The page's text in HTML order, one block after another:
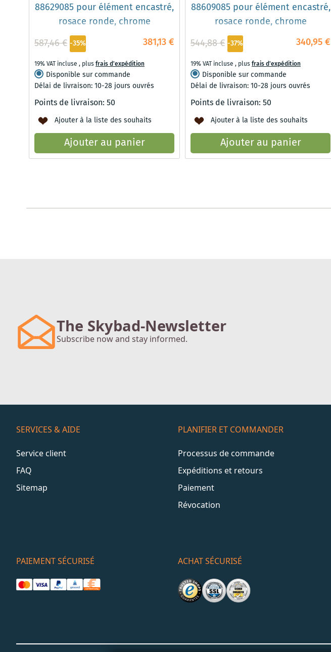
88629085 pour élément encastré,
rosace ronde, chrome
381,13 €
587,46 € -35%
19% VAT incluse , plusfrais d'expédition
Disponible sur commande
Délai de livraison: 10-28 jours ouvrés
Points de livraison: 50
Ajouter à la liste des souhaits
Ajouter au panier
88609085 pour élément encastré,
rosace ronde, chrome
340,95 €
544,88 € -37%
19% VAT incluse , plusfrais d'expédition
Disponible sur commande
Délai de livraison: 10-28 jours ouvrés
Points de livraison: 50
Ajouter à la liste des souhaits
Ajouter au panier
The Skybad-Newsletter
Subscribe now and stay informed.
SERVICES & AIDE
Service client
FAQ
Sitemap
PLANIFIER ET COMMANDER
Processus de commande
Expéditions et retours
Paiement
Révocation
PAIEMENT SÉCURISÉ ACHAT SÉCURISÉ